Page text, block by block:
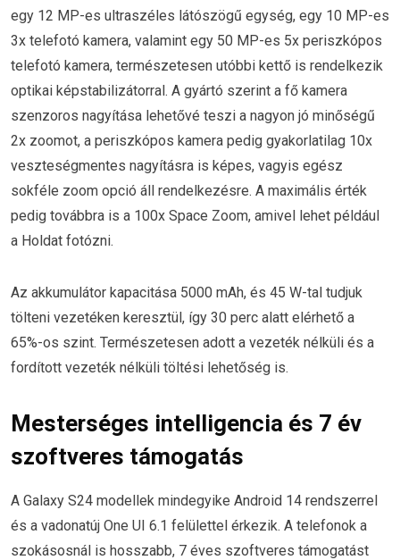
egy 12 MP-es ultraszéles látószögű egység, egy 10 MP-es
3x telefotó kamera, valamint egy 50 MP-es 5x periszkópos
telefotó kamera, természetesen utóbbi kettő is rendelkezik
optikai képstabilizátorral. A gyártó szerint a fő kamera
szenzoros nagyítása lehetővé teszi a nagyon jó minőségű
2x zoomot, a periszkópos kamera pedig gyakorlatilag 10x
veszteségmentes nagyításra is képes, vagyis egész
sokféle zoom opció áll rendelkezésre. A maximális érték
pedig továbbra is a 100x Space Zoom, amivel lehet például
a Holdat fotózni.
Az akkumulátor kapacitása 5000 mAh, és 45 W-tal tudjuk
tölteni vezetéken keresztül, így 30 perc alatt elérhető a
65%-os szint. Természetesen adott a vezeték nélküli és a
fordított vezeték nélküli töltési lehetőség is.
Mesterséges intelligencia és 7 év
szoftveres támogatás
A Galaxy S24 modellek mindegyike Android 14 rendszerrel
és a vadonatúj One UI 6.1 felülettel érkezik. A telefonok a
szokásosnál is hosszabb, 7 éves szoftveres támogatást